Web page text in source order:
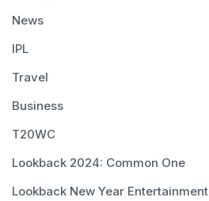
News
IPL
Travel
Business
T20WC
Lookback 2024: Common One
Lookback New Year Entertainment